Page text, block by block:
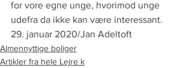
for vore egne unge, hvorimod unge
udefra da ikke kan være interessant.
29. januar 2020/Jan Adeltoft
Almennyttige boliger
Artikler fra hele Lejre k